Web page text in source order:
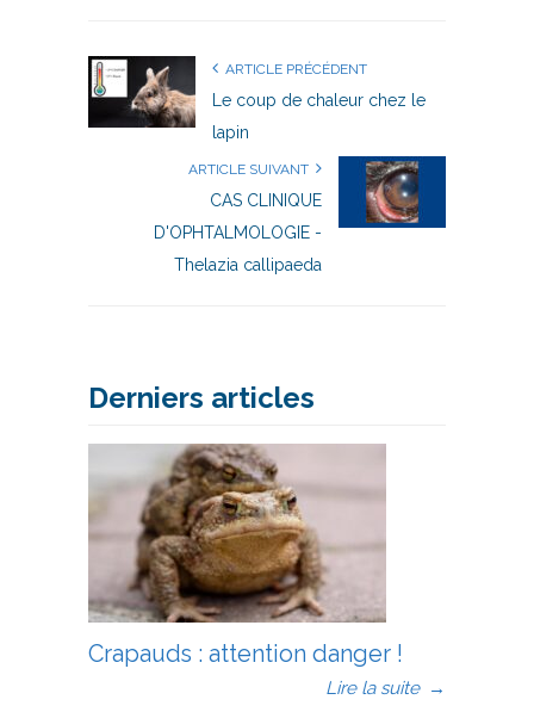
ARTICLE PRÉCÉDENT
Le coup de chaleur chez le
lapin
ARTICLE SUIVANT
CAS CLINIQUE
D'OPHTALMOLOGIE -
Thelazia callipaeda
Derniers articles
Crapauds : attention danger !
Lire la suite →